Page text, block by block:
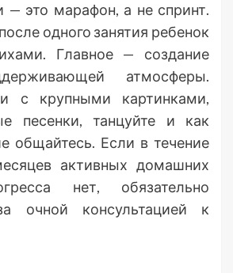
— это марафон, а не спринт.
одного занятия ребенок
Главное — создание
атмосферы.
с крупными картинками,
песенки, танцуйте и как
общайтесь. Если в течение
активных домашних
нет, обязательно
очной консультацией к